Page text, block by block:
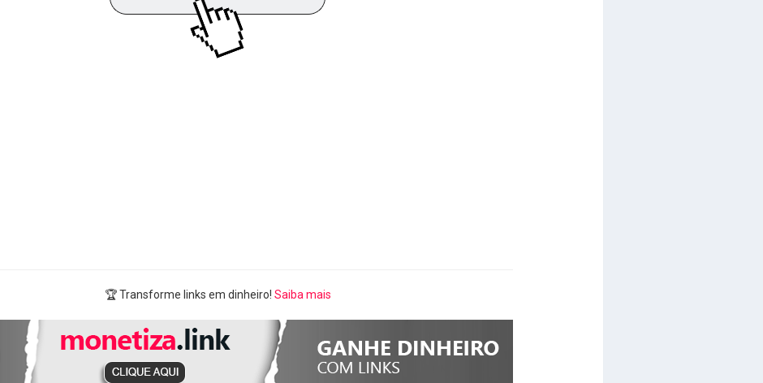
🏆 Transforme links em dinheiro! Saiba mais